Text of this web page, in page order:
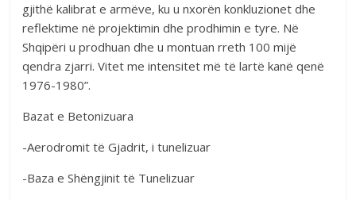
gjithë kalibrat e armëve, ku u nxorën konkluzionet dhe
reflektime në projektimin dhe prodhimin e tyre. Në
Shqipëri u prodhuan dhe u montuan rreth 100 mijë
qendra zjarri. Vitet me intensitet më të lartë kanë qenë
1976-1980”.
Bazat e Betonizuara
-Aerodromit të Gjadrit, i tunelizuar
-Baza e Shëngjinit të Tunelizuar